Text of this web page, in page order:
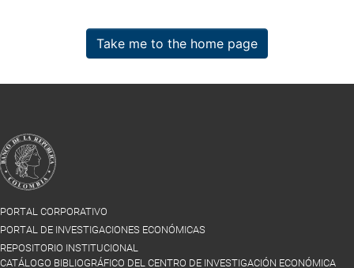
Take me to the home page
PORTAL CORPORATIVO
PORTAL DE INVESTIGACIONES ECONÓMICAS
REPOSITORIO INSTITUCIONAL
CATÁLOGO BIBLIOGRÁFICO DEL CENTRO DE INVESTIGACIÓN ECONÓMICA